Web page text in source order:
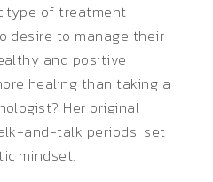
type of treatment
desire to manage their
and positive
healing than taking a
Her original
and-talk periods, set
mindset.